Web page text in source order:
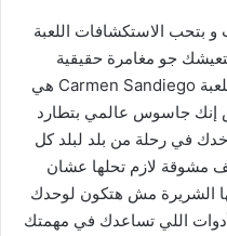
بتحب الاستكشافات اللعبة
جو مغامرة حقيقية
أكشن مع ذكاء وتحليل و الغاز صعبة فلعبة Carmen Sandiego هي
إنك جاسوس عالمي بتطارد
في رحلة من بلد لبلد كل
مشوقة لازم تحلها عشان
الشريرة مش هتكون لوحدك
اللي تساعدك في مهمتك